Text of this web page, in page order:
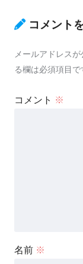
コメント
メールアドレスが
る欄は必須項目で
コメント ※
名前 ※